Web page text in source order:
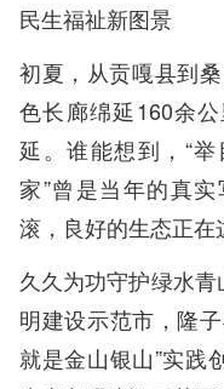
民生福祉新图景
初夏，从贡嘎县到
色长廊绵延160余
延。谁能想到，“
家”曾是当年的真
滚，良好的生态正在
久久为功守护绿水
明建设示范市，隆
就是金山银山”实践